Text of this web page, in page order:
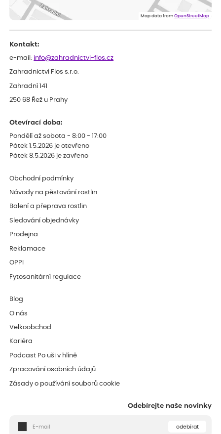
Flos je nejlepší &#129321;
Map data fromOpenStreetMap
Kontakt:
e-mail: info@zahradnictvi-flos.cz
Zahradnictví Flos s.r.o.
Zahradní 141
250 68 Řež u Prahy
Otevírací doba:
Pondělí až sobota - 8:00 - 17:00
Pátek 1.5.2026 je otevřeno
Pátek 8.5.2026 je zavřeno
Obchodní podmínky
Návody na pěstování rostlin
Balení a přeprava rostlin
Sledování objednávky
Prodejna
Reklamace
OPPI
Fytosanitární regulace
Blog
O nás
Velkoobchod
Kariéra
Podcast Po uši v hlíně
Zpracování osobních údajů
Zásady o používání souborů cookie
Odebírejte naše novinky
odebírat